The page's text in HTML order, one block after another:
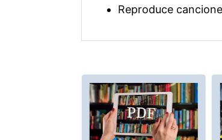
Reproduce